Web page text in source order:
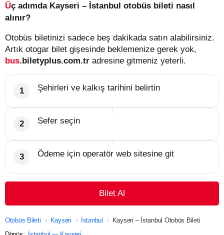
Üç adımda Kayseri – İstanbul otobüs bileti nasıl
alınır?
Otobüs biletinizi sadece beş dakikada satın alabilirsiniz.
Artık otogar bilet gişesinde beklemenize gerek yok,
bus.biletyplus.com.tr adresine gitmeniz yeterli.
Şehirleri ve kalkış tarihini belirtin
Sefer seçin
Ödeme için operatör web sitesine git
Bilet Al
Otobüs Bileti Kayseri İstanbul
Kayseri – İstanbul Otobüs Bileti